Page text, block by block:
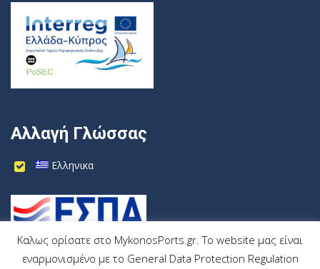
Αλλαγή Γλώσσας
Ελληνικα
Καλως ορίσατε στο MykonosPorts.gr. Το website μας είναι
εναρμονισμένο με το General Data Protection Regulation